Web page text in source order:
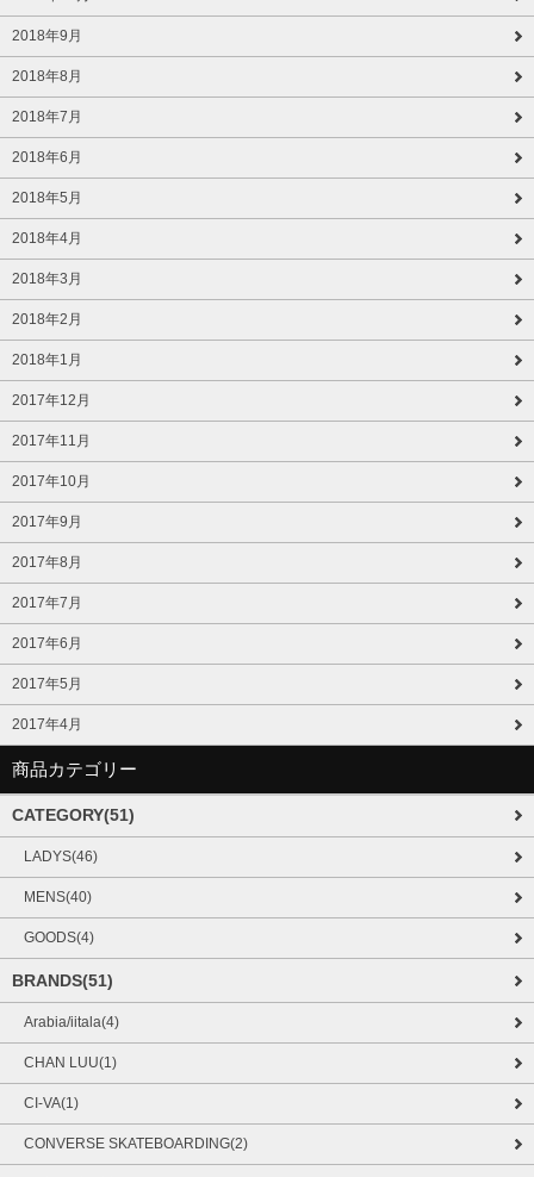
2018年9月
2018年8月
2018年7月
2018年6月
2018年5月
2018年4月
2018年3月
2018年2月
2018年1月
2017年12月
2017年11月
2017年10月
2017年9月
2017年8月
2017年7月
2017年6月
2017年5月
2017年4月
商品カテゴリー
CATEGORY(51)
LADYS(46)
MENS(40)
GOODS(4)
BRANDS(51)
Arabia/iitala(4)
CHAN LUU(1)
CI-VA(1)
CONVERSE SKATEBOARDING(2)